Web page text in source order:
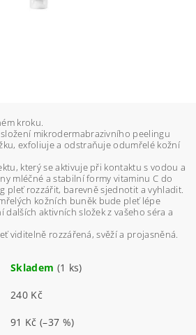
kroku.
složení mikrodermabrazivního peelingu
exfoliuje a odstraňuje odumřelé kožní
který se aktivuje při kontaktu s vodou a
mléčné a stabilní formy vitaminu C do
pleť rozzářit, barevně sjednotit a vyhladit.
kožních buněk bude pleť lépe
dalších aktivních složek z vašeho séra a
viditelně rozzářená, svěží a projasněná.
Skladem (1 ks)
240 Kč
91 Kč(–37 %)